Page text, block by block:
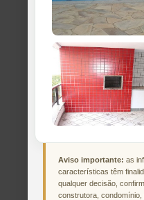
Aviso importante: as
características têm
qualquer decisão,
construtora, condomínio,